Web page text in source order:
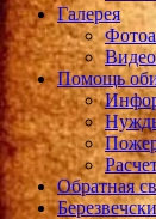
Галерея
Помощь
Обратная